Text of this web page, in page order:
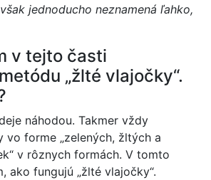
jednoducho neznamená ľahko,
v tejto časti
„žlté vlajočky“.
náhodou. Takmer vždy
vo forme „zelených, žltých a
v rôznych formách. V tomto
ako fungujú „žlté vlajočky“.